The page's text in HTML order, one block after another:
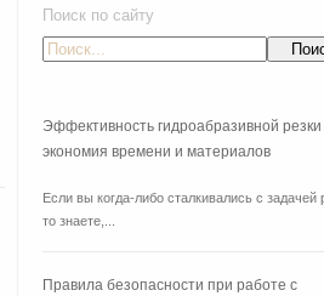
Поиск по сайту
Эффективность гидроабразивной резки
экономия времени и материалов
Если вы когда-либо сталкивались с задачей
то знаете,...
Правила безопасности при работе с